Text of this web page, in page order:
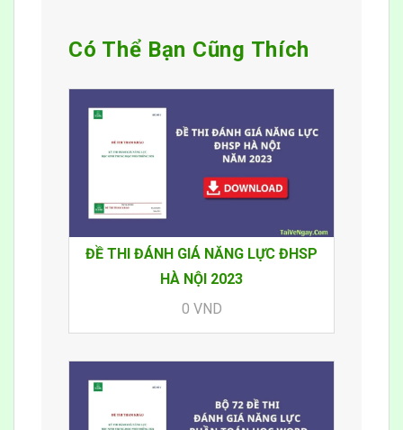
Có Thể Bạn Cũng Thích
ĐỀ THI ĐÁNH GIÁ NĂNG LỰC ĐHSP
HÀ NỘI 2023
0 VND